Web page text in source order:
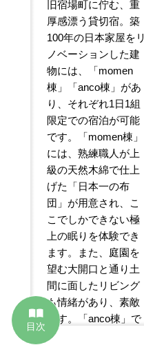
目次
旧宿場町に佇む、重
厚感漂う貸切宿。築
100年の日本家屋をリ
ノベーションした建
物には、「momen
棟」「anco棟」があ
り、それぞれ1日1組
限定での宿泊が可能
です。「momen棟」
には、熟練職人が上
級の天然木綿で仕上
げた「日本一の布
団」が用意され、こ
こでしかできない極
上の眠りを体験でき
ます。また、庭園を
望む大開口と通り土
間に面したリビング
も情緒があり、素敵
です。「anco棟」で
は、老舗和菓子店と